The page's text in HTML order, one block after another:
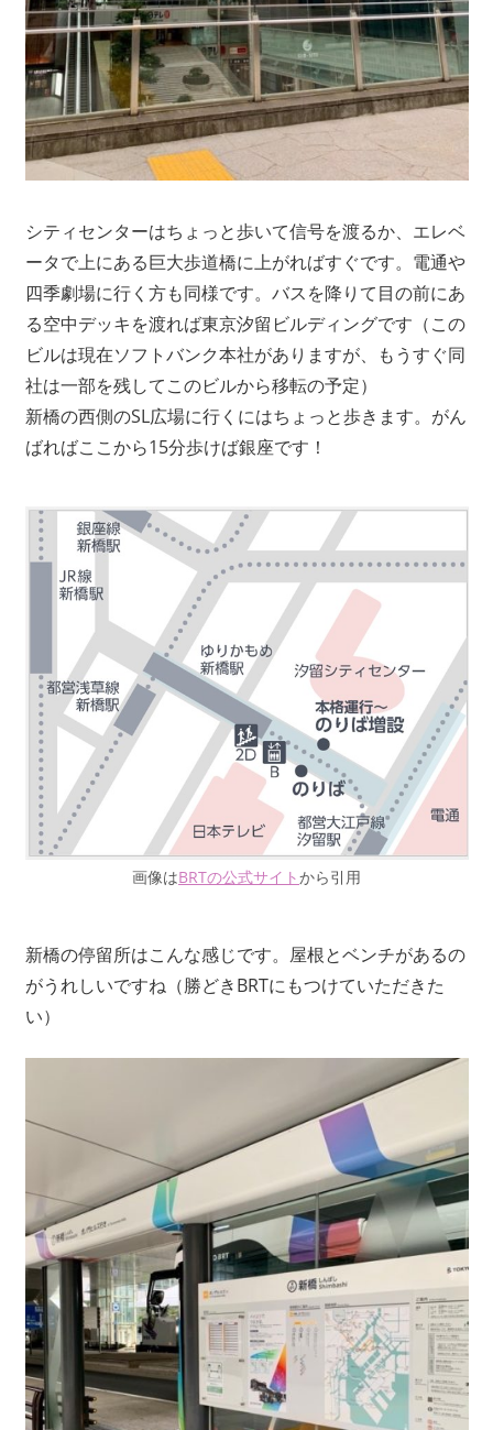
シティセンターはちょっと歩いて信号を渡るか、エレベ
ータで上にある巨大歩道橋に上がればすぐです。電通や
四季劇場に行く方も同様です。バスを降りて目の前にあ
る空中デッキを渡れば東京汐留ビルディングです（この
ビルは現在ソフトバンク本社がありますが、もうすぐ同
社は一部を残してこのビルから移転の予定）
新橋の西側のSL広場に行くにはちょっと歩きます。がん
ばればここから15分歩けば銀座です！
画像はBRTの公式サイトから引用
新橋の停留所はこんな感じです。屋根とベンチがあるの
がうれしいですね（勝どきBRTにもつけていただきた
い）